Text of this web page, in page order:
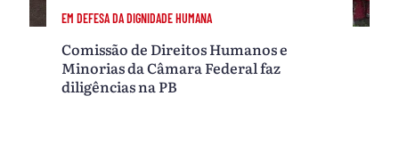
EM DEFESA DA DIGNIDADE HUMANA
Comissão de Direitos Humanos e
Minorias da Câmara Federal faz
diligências na PB